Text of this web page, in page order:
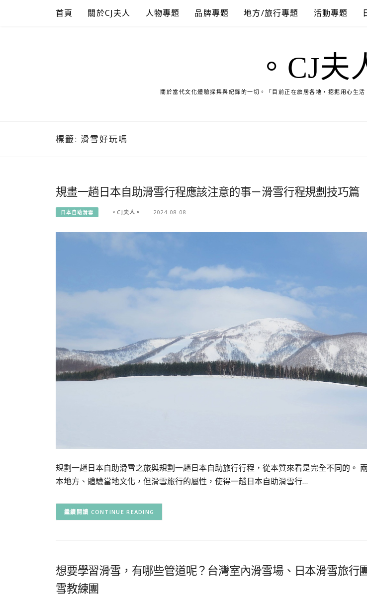
首頁 關於CJ夫人 人物專題 品牌專題 地方/旅行專題 活動專題
。CJ夫
關於當代文化體驗採集與紀錄的一切。「目前正在旅居各地，挖掘用心生
標籤: 滑雪好玩嗎
規畫一趟日本自助滑雪行程應該注意的事－滑雪行程規劃技巧篇
日本自助滑雪 。CJ夫人。 2024-08-08
規劃一趟日本自助滑雪之旅與規劃一趟日本自助旅行行程，從本質來看是完全不同的。
本地方、體驗當地文化，但滑雪旅行的屬性，使得一趟日本自助滑雪行…
CONTINUE READING
想要學習滑雪，有哪些管道呢？台灣室內滑雪場、日本滑雪旅行
雪教練團